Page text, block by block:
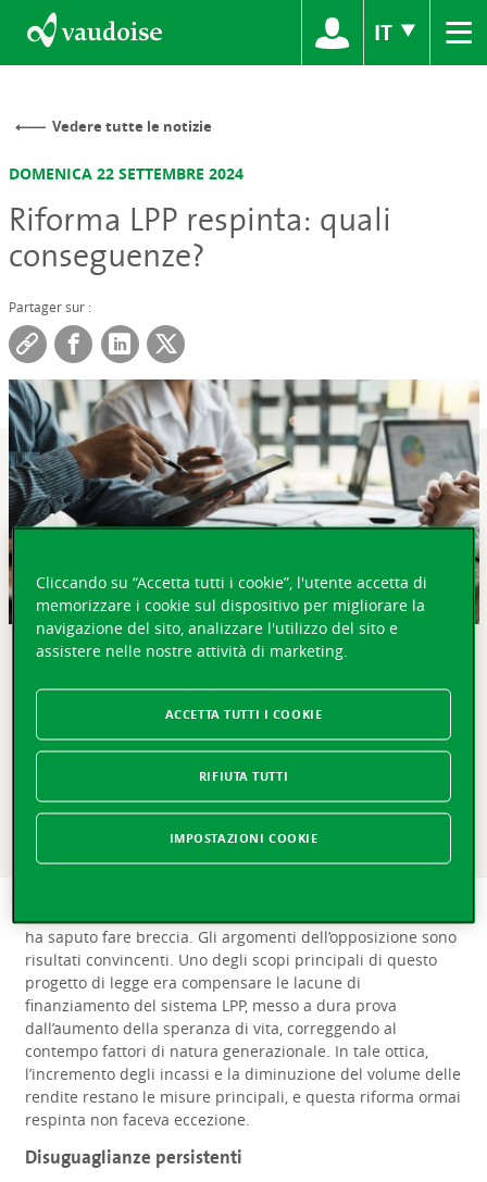
IT ≡
Vedere tutte le notizie
DOMENICA 22 SETTEMBRE 2024
Riforma LPP respinta: quali
conseguenze?
Partager sur :
riforma della LPP. Nell’immediato, il sistema manterrà
dunque la sua forma attuale, nonostante i timori in
termini di sostenibilità del suo finanziamento. Ciò
dimostra anche l’attaccamento delle cittadine e dei
cittadini svizzeri al principio dei tre pilastri.
ha saputo fare breccia. Gli argomenti dell’opposizione sono
risultati convincenti. Uno degli scopi principali di questo
progetto di legge era compensare le lacune di
finanziamento del sistema LPP, messo a dura prova
dall’aumento della speranza di vita, correggendo al
contempo fattori di natura generazionale. In tale ottica,
l’incremento degli incassi e la diminuzione del volume delle
rendite restano le misure principali, e questa riforma ormai
respinta non faceva eccezione.
Disuguaglianze persistenti
Cliccando su “Accetta tutti i cookie”, l'utente accetta di
memorizzare i cookie sul dispositivo per migliorare la
navigazione del sito, analizzare l'utilizzo del sito e
assistere nelle nostre attività di marketing.
RIFIUTA TUTTI
ACCETTA TUTTI I COOKIE
IMPOSTAZIONI COOKIE